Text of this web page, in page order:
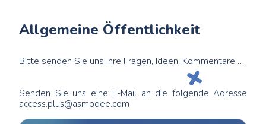
Allgemeine Öffentlichkeit
Bitte senden Sie uns Ihre Fragen, Ideen, Kommentare …
Senden Sie uns eine E-Mail an die folgende Adresse
access.plus@asmodee.com